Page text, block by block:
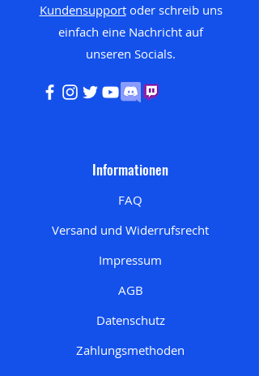
Kundensupportoder schreib uns
einfach eine Nachricht auf
unseren Socials.
Informationen
FAQ
Versand und Widerrufsrecht
Impressum
AGB
Datenschutz
Zahlungsmethoden